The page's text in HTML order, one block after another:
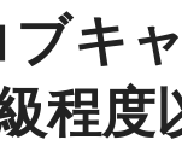
ブキ
程度